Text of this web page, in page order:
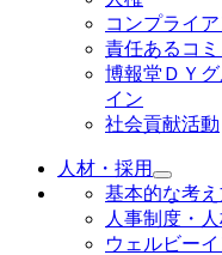
コンプライ
責任あるコ
博報堂ＤＹ
イン
社会貢献活動
人材・採用
基本的な考
人事制度・
ウェルビー